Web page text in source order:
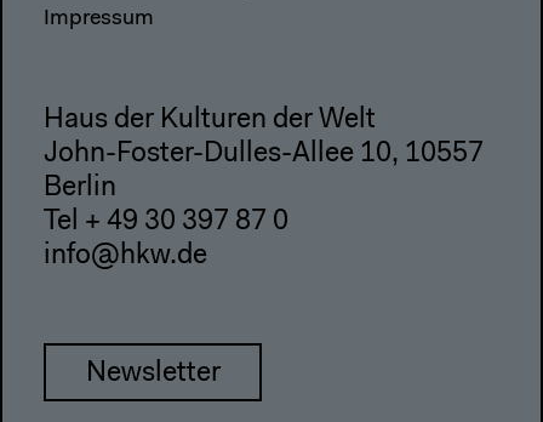
Impressum
Haus der Kulturen der Welt
John-Foster-Dulles-Allee 10, 10557
Berlin
Tel + 49 30 397 87 0
info@hkw.de
Newsletter